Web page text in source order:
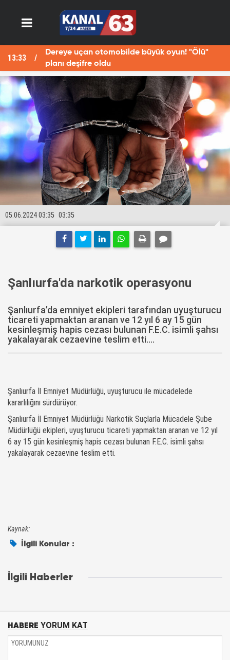
13:33
Dereye uçan otomobilde büyük oyun! "Ölü"
planı deşifre oldu
03:35
05.06.2024 03:35
Şanlıurfa'da narkotik operasyonu
Şanlıurfa’da emniyet ekipleri tarafından uyuşturucu
ticareti yapmaktan aranan ve 12 yıl 6 ay 15 gün
kesinleşmiş hapis cezası bulunan F.E.C. isimli şahsı
yakalayarak cezaevine teslim etti....
Şanlıurfa İl Emniyet Müdürlüğü, uyuşturucu ile mücadelede
kararlılığını sürdürüyor.
Şanlıurfa İl Emniyet Müdürlüğü Narkotik Suçlarla Mücadele Şube
Müdürlüğü ekipleri, uyuşturucu ticareti yapmaktan aranan ve 12 yıl
6 ay 15 gün kesinleşmiş hapis cezası bulunan F.E.C. isimli şahsı
yakalayarak cezaevine teslim etti.
Kaynak:
İlgili Konular :
İlgili Haberler
HABERE YORUM KAT